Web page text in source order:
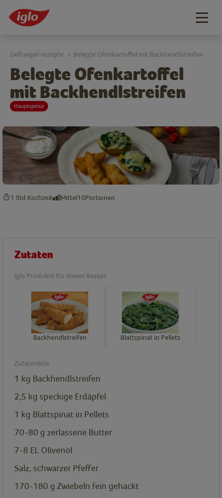
Belegte Ofenkartoffel
mit Backhendlstreifen
Hauptspeise
Gefluegel-rezepte > Belegte Ofenkartoffel mit Backhendlstreifen
1 Std. Kochzeit Mittel10Portionen
Zutaten
Iglo Produkte für dieses Rezept
Backhendlstreifen Blattspinat in Pellets
Zutatenliste
1 kg Backhendlstreifen
2,5 kg speckige Erdäpfel
1 kg Blattspinat in Pellets
70-80 g zerlassene Butter
7-8 EL Olivenöl
Salz, schwarzer Pfeffer
170-180 g Zwiebeln fein gehackt